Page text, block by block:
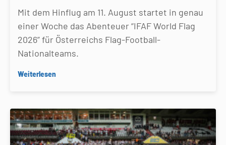
Mit dem Hinflug am 11. August startet in genau
einer Woche das Abenteuer “IFAF World Flag
2026” für Österreichs Flag-Football-
Nationalteams.
Weiterlesen